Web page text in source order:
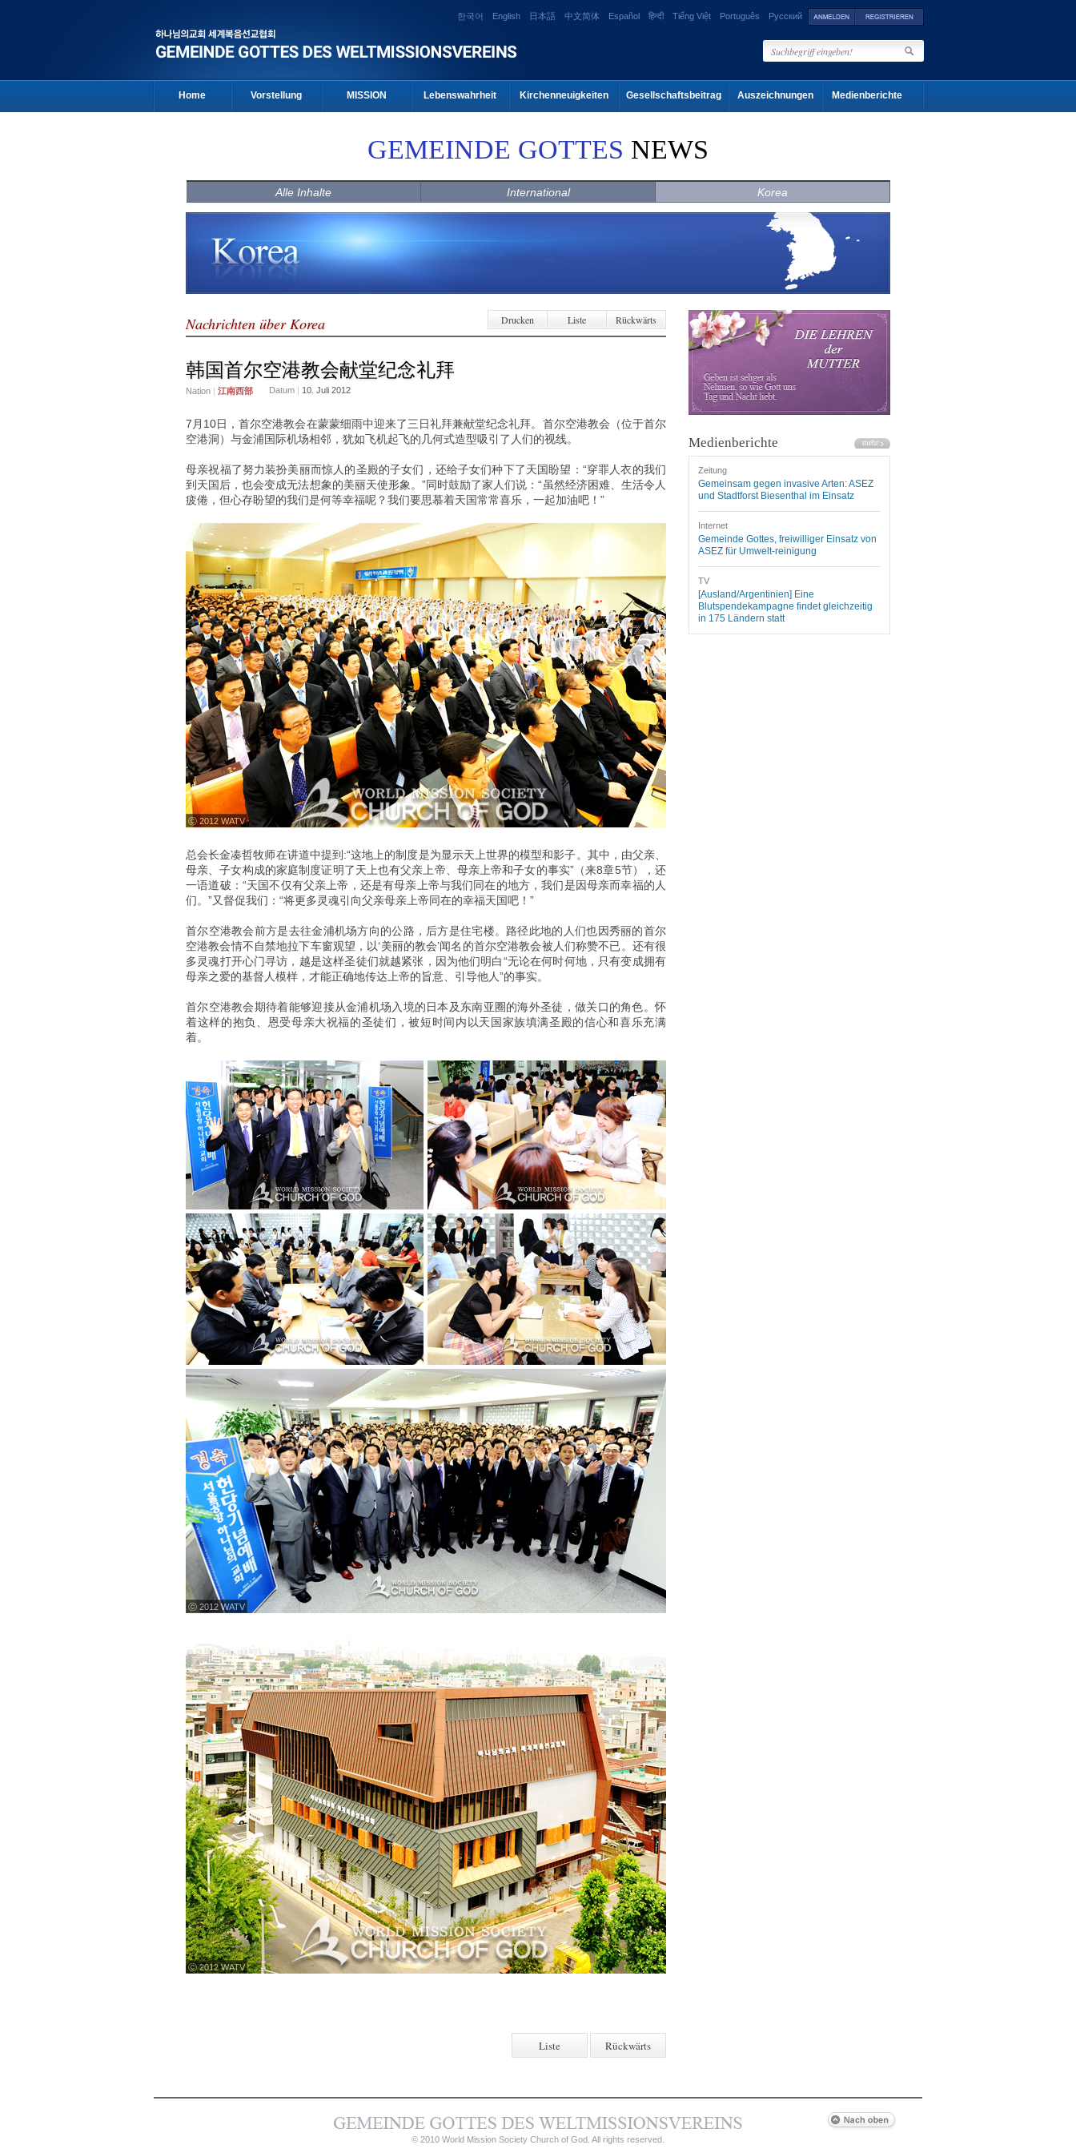
한국어 English 日本語 中文简体 Español हिन्दी Tiếng Việt Português Русский
Home Vorstellung MISSION Lebenswahrheit Kirchenneuigkeiten Gesellschaftsbeitrag Auszeichnungen Medienberichte
GEMEINDE GOTTES NEWS
Alle Inhalte International Korea
Nachrichten über Korea Drucken Liste Rückwärts
韩国首尔空港教会献堂纪念礼拜
Nation | 江南西部 Datum | 10. Juli 2012
7月10日，首尔空港教会在蒙蒙细雨中迎来了三日礼拜兼献堂纪念礼拜。首尔空港教会（位于首尔
空港洞）与金浦国际机场相邻，犹如飞机起飞的几何式造型吸引了人们的视线。
母亲祝福了努力装扮美丽而惊人的圣殿的子女们，还给子女们种下了天国盼望：“穿罪人衣的我们
到天国后，也会变成无法想象的美丽天使形象。”同时鼓励了家人们说：“虽然经济困难、生活令人
疲倦，但心存盼望的我们是何等幸福呢？我们要思慕着天国常常喜乐，一起加油吧！”
ⓒ 2012 WATV
总会长金凑哲牧师在讲道中提到:“这地上的制度是为显示天上世界的模型和影子。其中，由父亲、
母亲、子女构成的家庭制度证明了天上也有父亲上帝、母亲上帝和子女的事实”（来8章5节），还
一语道破：“天国不仅有父亲上帝，还是有母亲上帝与我们同在的地方，我们是因母亲而幸福的人
们。”又督促我们：“将更多灵魂引向父亲母亲上帝同在的幸福天国吧！”
首尔空港教会前方是去往金浦机场方向的公路，后方是住宅楼。路径此地的人们也因秀丽的首尔
空港教会情不自禁地拉下车窗观望，以‘美丽的教会’闻名的首尔空港教会被人们称赞不已。还有很
多灵魂打开心门寻访，越是这样圣徒们就越紧张，因为他们明白“无论在何时何地，只有变成拥有
母亲之爱的基督人模样，才能正确地传达上帝的旨意、引导他人”的事实。
首尔空港教会期待着能够迎接从金浦机场入境的日本及东南亚圈的海外圣徒，做关口的角色。怀
着这样的抱负、恩受母亲大祝福的圣徒们，被短时间内以天国家族填满圣殿的信心和喜乐充满
着。
ⓒ 2012 WATV
ⓒ 2012 WATV
Liste Rückwärts
Medienberichte
Zeitung
Gemeinsam gegen invasive Arten: ASEZ
und Stadtforst Biesenthal im Einsatz
Internet
Gemeinde Gottes, freiwilliger Einsatz von
ASEZ für Umwelt-reinigung
TV
[Ausland/Argentinien] Eine
Blutspendekampagne findet gleichzeitig
in 175 Ländern statt
© 2010 World Mission Society Church of God. All rights reserved.